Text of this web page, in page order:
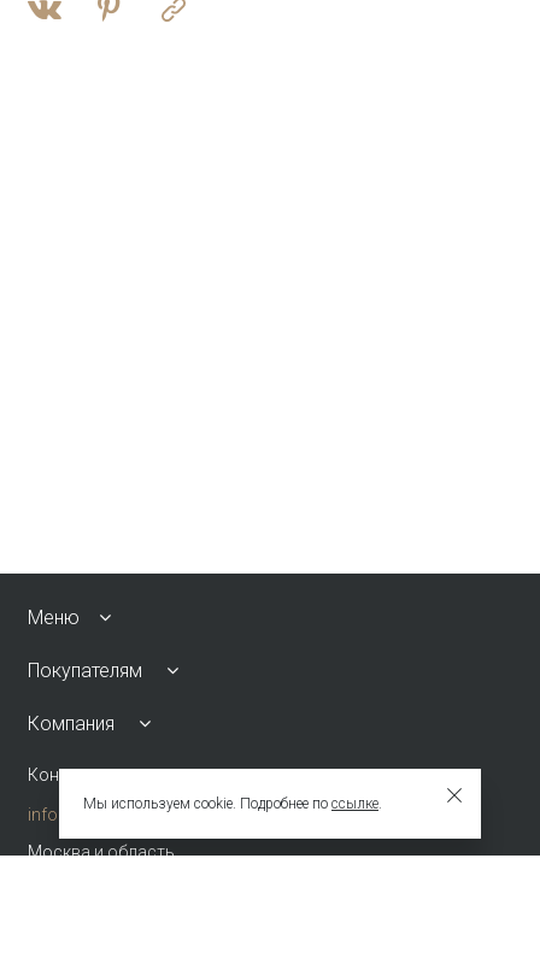
Меню
Покупателям
Компания
Контакты
info@emkafashion.ru
Москва и область
Мы используем cookie. Подробнее по ссылке